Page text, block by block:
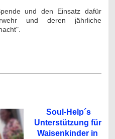
und den Einsatz dafür
und deren jährliche
Soul-Help´s
Unterstützung für
Waisenkinder in